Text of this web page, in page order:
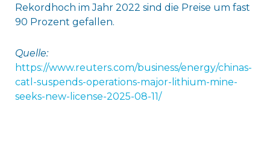
Rekordhoch im Jahr 2022 sind die Preise um fast
90 Prozent gefallen.
Quelle:
https://www.reuters.com/business/energy/chinas-
catl-suspends-operations-major-lithium-mine-
seeks-new-license-2025-08-11/